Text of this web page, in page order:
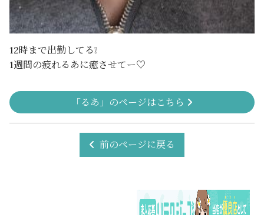
12時まで出勤してる❕
1週間の疲れるあに癒させてー♡
「るあ」のページはこちら
前のページに戻る